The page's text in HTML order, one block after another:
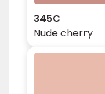
345C
Nude cherry